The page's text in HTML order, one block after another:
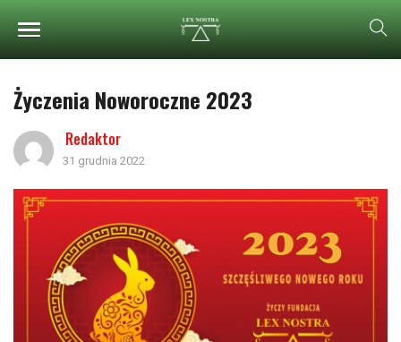
Życzenia Noworoczne 2023
Redaktor
31 grudnia 2022